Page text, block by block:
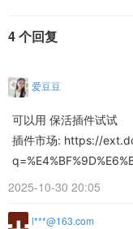
4 个回复
爱豆豆
可以用 保活插件试试
插件市场: https://
2025-10-30 20:05
l***@163.com